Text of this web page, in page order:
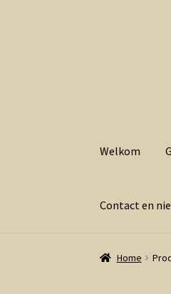
door
naar
Welkom
Contact en
Home